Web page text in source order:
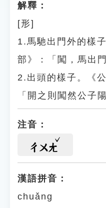
解釋：
[形]
1.馬馳出門外的樣
部》：「闖，馬出門
2.出頭的樣子。《
「開之則闖然公子
注音：
ㄔㄨㄤ
漢語拼音：
chuǎng